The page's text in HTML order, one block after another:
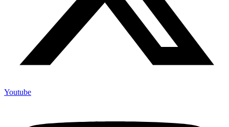
Youtube